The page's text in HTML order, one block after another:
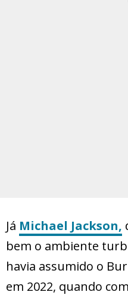
Já Michael Jackson,
bem o ambiente
havia assumido o
em 2022, quando